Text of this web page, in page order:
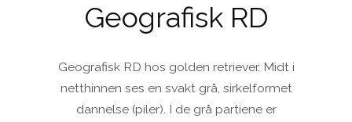
Geografisk RD
Geografisk RD hos golden retriever. Midt i
netthinnen ses en svakt grå, sirkelformet
dannelse (piler). I de grå partiene er